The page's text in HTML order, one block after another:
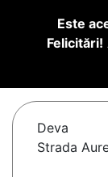
Este
Felicitări!
Deva
Strada